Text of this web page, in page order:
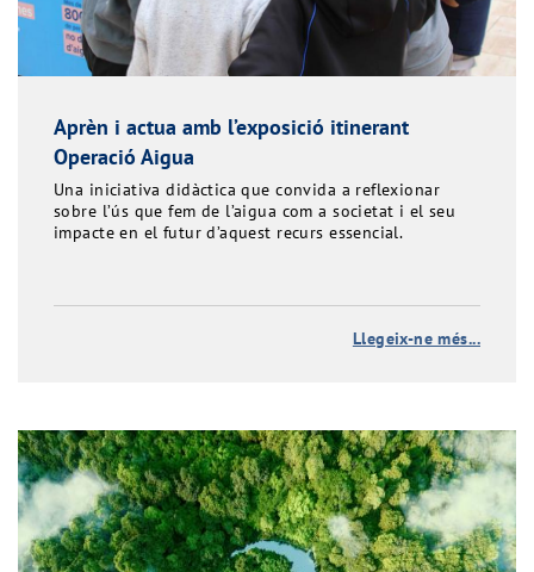
Aprèn i actua amb l’exposició itinerant
Operació Aigua
Una iniciativa didàctica que convida a reflexionar
sobre l’ús que fem de l’aigua com a societat i el seu
impacte en el futur d’aquest recurs essencial.
Llegeix-ne més...